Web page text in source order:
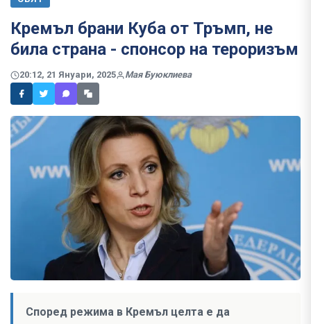
Кремъл брани Куба от Тръмп, не
била страна - спонсор на тероризъм
20:12, 21 Януари, 2025 Мая Буюклиева
Според режима в Кремъл целта е да